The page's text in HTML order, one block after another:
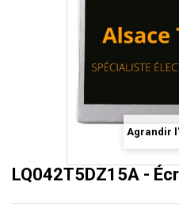
Agrandir
LQ042T5DZ15A -